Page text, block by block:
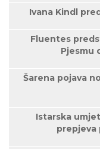
Ivana Kindl
Fluentes
Pjesmu
Šarena pojava
Istarska
prepjeva